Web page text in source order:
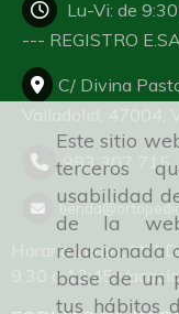
Este sitio
terceros
usabilidad
de la
relacionada
base de un
tus hábitos
Lu-Vi: de
--- REGISTRO
C/ Divina
Valladolid, 47004,
983 307 715
tienda
Horario verano****
9:30 a 13:45